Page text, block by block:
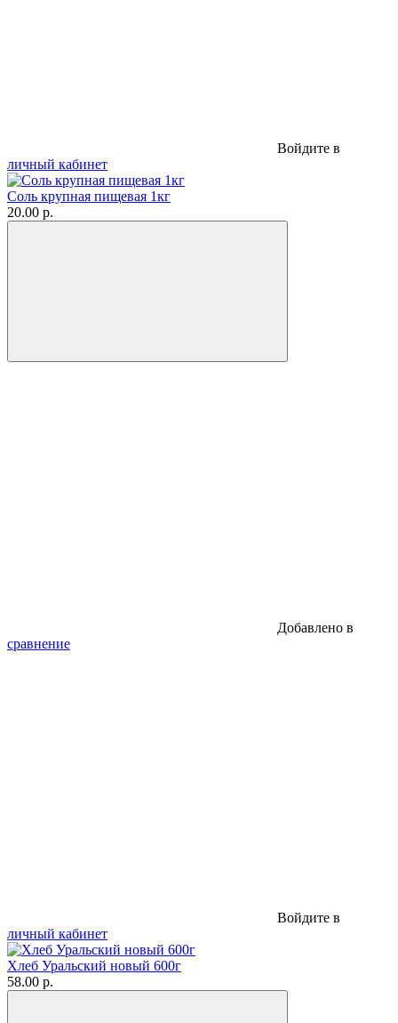
Войдите в
личный кабинет
Соль крупная пищевая 1кг
20.00 р.
Добавлено в
сравнение
Войдите в
личный кабинет
Хлеб Уральский новый 600г
58.00 р.